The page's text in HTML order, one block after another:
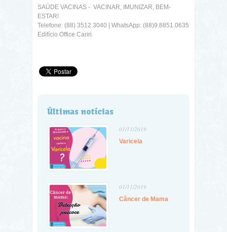
SAÚDE VACINAS - VACINAR, IMUNIZAR, BEM-
ESTAR!
Telefone: (88) 3512.3040 | WhatsApp: (88)9.8851.0635
Edifício Office Cariri.
Últimas notícias
01/11/2019
Varicela
01/11/2019
Câncer de Mama